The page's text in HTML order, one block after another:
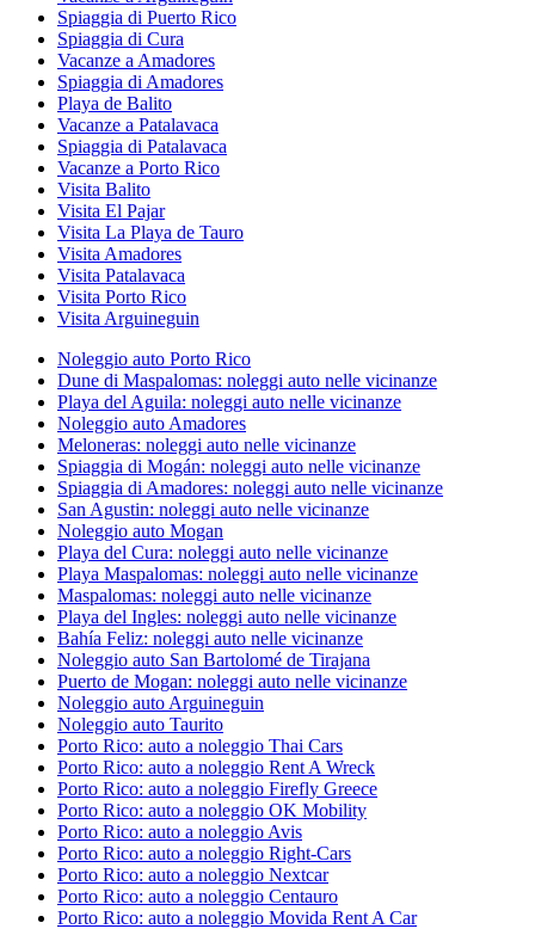
Spiaggia di Puerto Rico
Spiaggia di Cura
Vacanze a Amadores
Spiaggia di Amadores
Playa de Balito
Vacanze a Patalavaca
Spiaggia di Patalavaca
Vacanze a Porto Rico
Visita Balito
Visita El Pajar
Visita La Playa de Tauro
Visita Amadores
Visita Patalavaca
Visita Porto Rico
Visita Arguineguin
Noleggio auto Porto Rico
Dune di Maspalomas: noleggi auto nelle vicinanze
Playa del Aguila: noleggi auto nelle vicinanze
Noleggio auto Amadores
Meloneras: noleggi auto nelle vicinanze
Spiaggia di Mogán: noleggi auto nelle vicinanze
Spiaggia di Amadores: noleggi auto nelle vicinanze
San Agustin: noleggi auto nelle vicinanze
Noleggio auto Mogan
Playa del Cura: noleggi auto nelle vicinanze
Playa Maspalomas: noleggi auto nelle vicinanze
Maspalomas: noleggi auto nelle vicinanze
Playa del Ingles: noleggi auto nelle vicinanze
Bahía Feliz: noleggi auto nelle vicinanze
Noleggio auto San Bartolomé de Tirajana
Puerto de Mogan: noleggi auto nelle vicinanze
Noleggio auto Arguineguin
Noleggio auto Taurito
Porto Rico: auto a noleggio Thai Cars
Porto Rico: auto a noleggio Rent A Wreck
Porto Rico: auto a noleggio Firefly Greece
Porto Rico: auto a noleggio OK Mobility
Porto Rico: auto a noleggio Avis
Porto Rico: auto a noleggio Right-Cars
Porto Rico: auto a noleggio Nextcar
Porto Rico: auto a noleggio Centauro
Porto Rico: auto a noleggio Movida Rent A Car